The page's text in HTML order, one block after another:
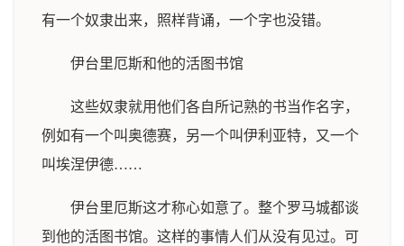
有一个奴隶出来，照样背诵，一个字也没错。
伊台里厄斯和他的活图书馆
这些奴隶就用他们各自所记熟的书当作名字，
例如有一个叫奥德赛，另一个叫伊利亚特，又一个
叫埃涅伊德……
伊台里厄斯这才称心如意了。整个罗马城都谈
到他的活图书馆。这样的事情人们从没有见过。可